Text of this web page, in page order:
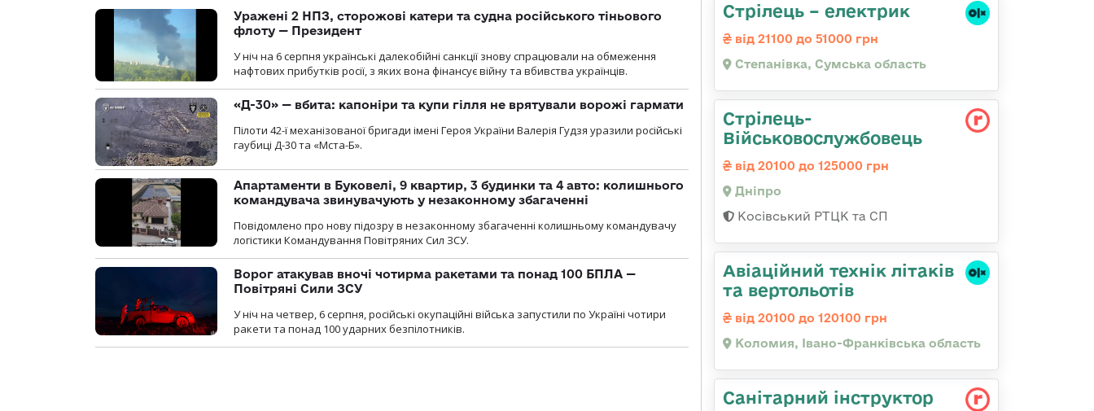
Уражені 2 НПЗ, сторожові катери та судна російського тіньового
флоту — Президент
У ніч на 6 серпня українські далекобійні санкції знову спрацювали на обмеження
нафтових прибутків росії, з яких вона фінансує війну та вбивства українців.
«Д-30» — вбита: капоніри та купи гілля не врятували ворожі гармати
Пілоти 42-ї механізованої бригади імені Героя України Валерія Гудзя уразили російські
гаубиці Д-30 та «Мста-Б».
Апартаменти в Буковелі, 9 квартир, 3 будинки та 4 авто: колишнього
командувача звинувачують у незаконному збагаченні
Повідомлено про нову підозру в незаконному збагаченні колишньому командувачу
логістики Командування Повітряних Сил ЗСУ.
Ворог атакував вночі чотирма ракетами та понад 100 БПЛА —
Повітряні Сили ЗСУ
У ніч на четвер, 6 серпня, російські окупаційні війська запустили по Україні чотири
ракети та понад 100 ударних безпілотників.
Стрілець – електрик
від 21100 до 51000 грн
Степанівка, Сумська область
Стрілець-
Військовослужбовець
від 20100 до 125000 грн
Дніпро
Косівський РТЦК та СП
Авіаційний технік літаків
та вертольотів
від 20100 до 120100 грн
Коломия, Івано-Франківська область
Санітарний інструктор